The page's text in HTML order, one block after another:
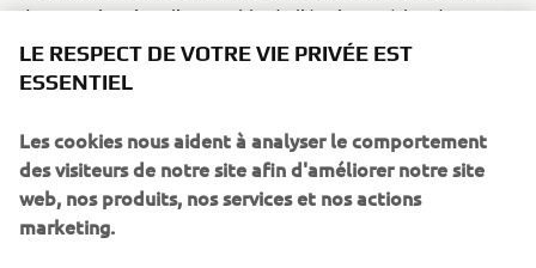
de pouvoir suivre l’ensemble de l’équipage à bord.
Grâce à la fonctionnalité de pilote automatique du Helm
Master EX, le nouveau système de commande sans fil
des ajustements à la volée selon les besoins, et d'utiliser
des fonctions telles que StayPoint, FishPoint et DriftPoint
depuis n'importe quel endroit du bateau.
LE RESPECT DE VOTRE VIE PRIVÉE EST
ESSENTIEL
Les cookies nous aident à analyser le comportement
des visiteurs de notre site afin d'améliorer notre site
web, nos produits, nos services et nos actions
marketing.